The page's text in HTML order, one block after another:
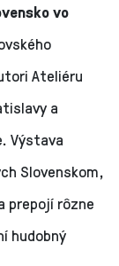
vo
Ateliéru
a
Výstava
Slovenskom,
prepojí rôzne
hudobný